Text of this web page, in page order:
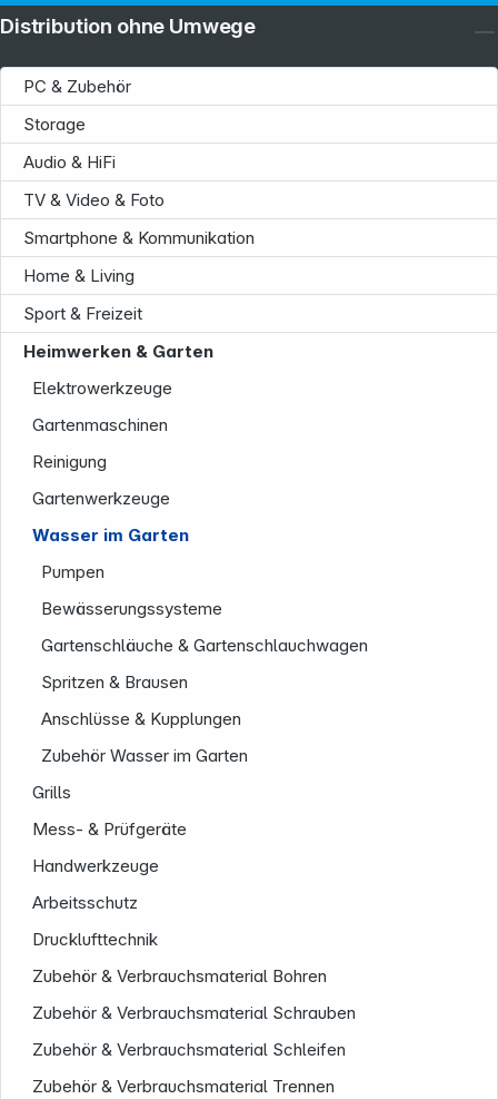
PC & Zubehör
Storage
Audio & HiFi
TV & Video & Foto
Smartphone & Kommunikation
Home & Living
Sport & Freizeit
Heimwerken & Garten
Elektrowerkzeuge
Gartenmaschinen
Reinigung
Gartenwerkzeuge
Wasser im Garten
Pumpen
Bewässerungssysteme
Gartenschläuche & Gartenschlauchwagen
Spritzen & Brausen
Anschlüsse & Kupplungen
Zubehör Wasser im Garten
Grills
Mess- & Prüfgeräte
Handwerkzeuge
Arbeitsschutz
Drucklufttechnik
Zubehör & Verbrauchsmaterial Bohren
Zubehör & Verbrauchsmaterial Schrauben
Zubehör & Verbrauchsmaterial Schleifen
Zubehör & Verbrauchsmaterial Trennen
Distribution ohne Umwege